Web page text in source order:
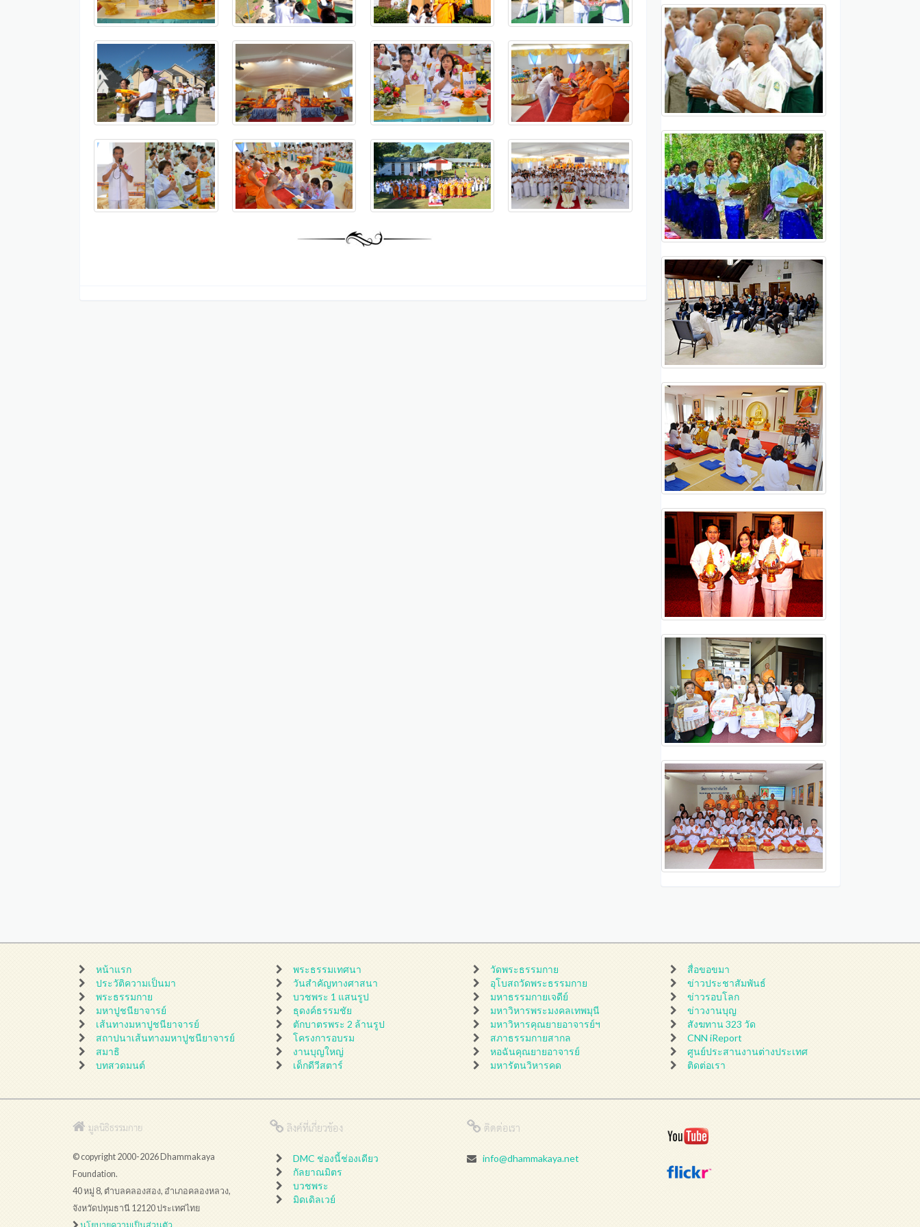
หน้าแรก
ประวัติความเป็นมา
พระธรรมกาย
มหาปูชนียาจารย์
เส้นทางมหาปูชนียาจารย์
สถาปนาเส้นทางมหาปูชนียาจารย์
สมาธิ
บทสวดมนต์
พระธรรมเทศนา
วันสำคัญทางศาสนา
บวชพระ 1 แสนรูป
ธุดงค์ธรรมชัย
ตักบาตรพระ 2 ล้านรูป
โครงการอบรม
งานบุญใหญ่
เด็กดีวีสตาร์
วัดพระธรรมกาย
อุโบสถวัดพระธรรมกาย
มหาธรรมกายเจดีย์
มหาวิหารพระมงคลเทพมุนี
มหาวิหารคุณยายอาจารย์ฯ
สภาธรรมกายสากล
หอฉันคุณยายอาจารย์
มหารัตนวิหารคด
สื่อขอขมา
ข่าวประชาสัมพันธ์
ข่าวรอบโลก
ข่าวงานบุญ
สังฆทาน 323 วัด
CNN iReport
ศูนย์ประสานงานต่างประเทศ
ติดต่อเรา
มูลนิธิธรรมกาย
© copyright 2000-2026 Dhammakaya
Foundation.
40 หมู่ 8, ตำบลคลองสอง, อำเภอคลองหลวง,
จังหวัดปทุมธานี 12120 ประเทศไทย
ลิงค์ที่เกี่ยวข้อง
DMC ช่องนี้ช่องเดียว
กัลยาณมิตร
บวชพระ
มิดเดิลเวย์
ติดต่อเรา
info@dhammakaya.net